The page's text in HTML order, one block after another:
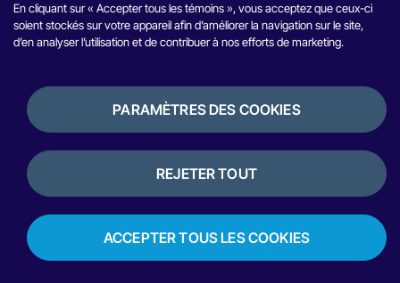
En cliquant sur « Accepter tous les témoins », vous acceptez que ceux-ci
soient stockés sur votre appareil afin d’améliorer la navigation sur le site,
d’en analyser l’utilisation et de contribuer à nos efforts de marketing.
PARAMÈTRES DES COOKIES
REJETER TOUT
ACCEPTER TOUS LES COOKIES